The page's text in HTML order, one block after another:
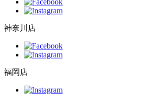
神奈川店
福岡店